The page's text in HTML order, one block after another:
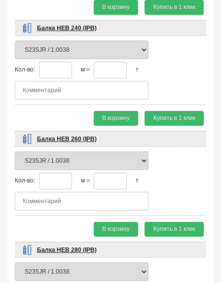
В корзину Купить в 1 клик
Балка HEB 240 (IPB)
Кол-во: м = т
В корзину Купить в 1 клик
Балка HEB 260 (IPB)
Кол-во: м = т
В корзину Купить в 1 клик
Балка HEB 280 (IPB)